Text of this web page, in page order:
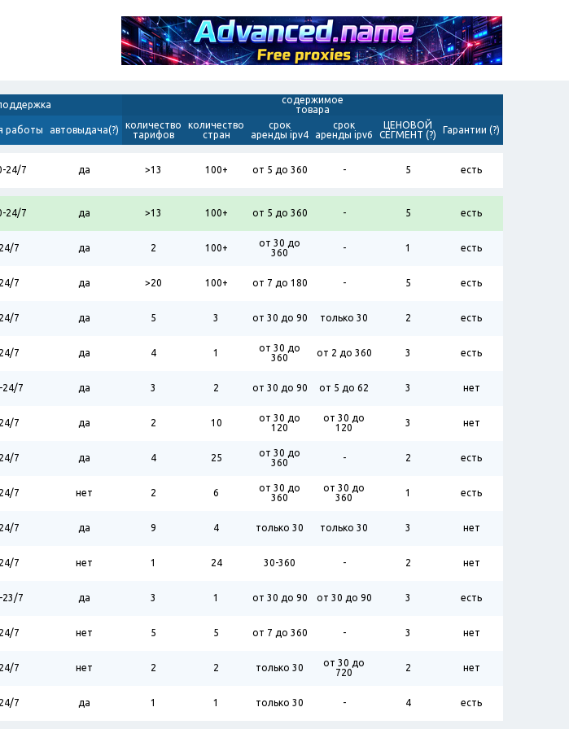
содержимое
товара
работы автовыдача(?)
количество
тарифов
количество
стран
срок
аренды ipv4
срок
аренды ipv6
ЦЕНОВОЙ
СЕГМЕНТ (?)
Гарантии (?)
24/7 да >13 100+ от 5 до 360 - 5 есть
24/7 да >13 100+ от 5 до 360 - 5 есть
24/7 да 2 100+
от 30 до
360
- 1 есть
24/7 да >20 100+ от 7 до 180 - 5 есть
24/7 да 5 3 от 30 до 90 только 30 2 есть
24/7 да 4 1
от 30 до
360
от 2 до 360 3 есть
24/7 да 3 2 от 30 до 90 от 5 до 62 3 нет
24/7 да 2 10
от 30 до
120
от 30 до
120
3 нет
24/7 да 4 25
от 30 до
360
- 2 есть
24/7 нет 2 6
от 30 до
360
от 30 до
360
1 есть
24/7 да 9 4 только 30 только 30 3 нет
24/7 нет 1 24 30-360 - 2 нет
23/7 да 3 1 от 30 до 90 от 30 до 90 3 есть
24/7 нет 5 5 от 7 до 360 - 3 нет
24/7 нет 2 2 только 30
от 30 до
720
2 нет
24/7 да 1 1 только 30 - 4 есть